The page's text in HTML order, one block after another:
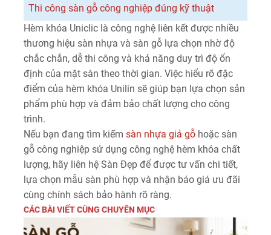
Thi công sàn gỗ công nghiệp đúng kỹ thuật
Hèm khóa Uniclic là công nghệ liên kết được nhiều
thương hiệu sàn nhựa và sàn gỗ lựa chọn nhờ độ
chắc chắn, dễ thi công và khả năng duy trì độ ổn
định của mặt sàn theo thời gian. Việc hiểu rõ đặc
điểm của hèm khóa Unilin sẽ giúp bạn lựa chọn sản
phẩm phù hợp và đảm bảo chất lượng cho công
trình.
Nếu bạn đang tìm kiếm sàn nhựa giả gỗ hoặc sàn
gỗ công nghiệp sử dụng công nghệ hèm khóa chất
lượng, hãy liên hệ Sàn Đẹp để được tư vấn chi tiết,
lựa chọn mẫu sàn phù hợp và nhận báo giá ưu đãi
cùng chính sách bảo hành rõ ràng.
CÁC BÀI VIẾT CÙNG CHUYÊN MỤC